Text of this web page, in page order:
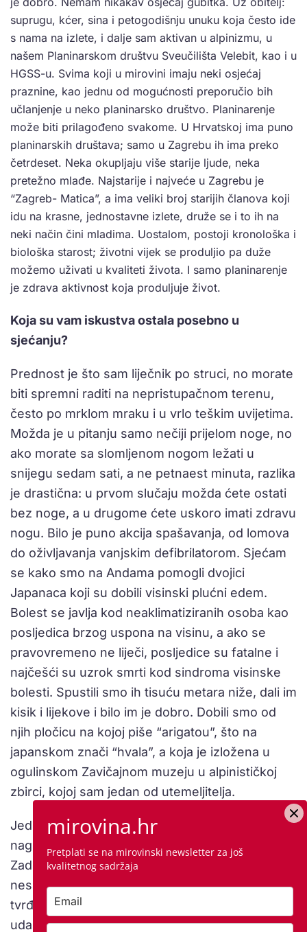
suprugu, kćer, sina i petogodišnju unuku koja često ide
s nama na izlete, i dalje sam aktivan u alpinizmu, u
našem Planinarskom društvu Sveučilišta Velebit, kao i u
HGSS-u. Svima koji u mirovini imaju neki osjećaj
praznine, kao jednu od mogućnosti preporučio bih
učlanjenje u neko planinarsko društvo. Planinarenje
može biti prilagođeno svakome. U Hrvatskoj ima puno
planinarskih društava; samo u Zagrebu ih ima preko
četrdeset. Neka okupljaju više starije ljude, neka
pretežno mlađe. Najstarije i najveće u Zagrebu je
“Zagreb- Matica”, a ima veliki broj starijih članova koji
idu na krasne, jednostavne izlete, druže se i to ih na
neki način čini mladima. Uostalom, postoji kronološka i
biološka starost; životni vijek se produljio pa duže
možemo uživati u kvaliteti života. I samo planinarenje
je zdrava aktivnost koja produljuje život.
Koja su vam iskustva ostala posebno u
sjećanju?
Prednost je što sam liječnik po struci, no morate
biti spremni raditi na nepristupačnom terenu,
često po mrklom mraku i u vrlo teškim uvijetima.
Možda je u pitanju samo nečiji prijelom noge, no
ako morate sa slomljenom nogom ležati u
snijegu sedam sati, a ne petnaest minuta, razlika
je drastična: u prvom slučaju možda ćete ostati
bez noge, a u drugome ćete uskoro imati zdravu
nogu. Bilo je puno akcija spašavanja, od lomova
do oživljavanja vanjskim defibrilatorom. Sjećam
se kako smo na Andama pomogli dvojici
Japanaca koji su dobili visinski plućni edem.
Bolest se javlja kod neaklimatiziranih osoba kao
posljedica brzog uspona na visinu, a ako se
pravovremeno ne liječi, posljedice su fatalne i
najčešći su uzrok smrti kod sindroma visinske
bolesti. Spustili smo ih tisuću metara niže, dali im
kisik i lijekove i bilo im je dobro. Dobili smo od
njih pločicu na kojoj piše “arigatou”, što na
japanskom znači “hvala”, a koja je izložena u
ogulinskom Zavičajnom muzeju u alpinističkoj
zbirci, kojoj sam jedan od utemeljitelja.
Jednom smo, pak, spasili čovjeka koji je
naglavačke visio cijelu noć u stijeni Kleka.
Zadnjih godina i na skijalištima zna biti puno
nesreća jer se radi umjetni snijeg koji je puno
tvrđi od običnoga, pa je tvrđe i kada padnete i
udarite se. Sve veće su i brzine pa ako dođe do
mirovina.hr
Pretplati se na mirovinski newsletter za još
kvalitetnog sadržaja